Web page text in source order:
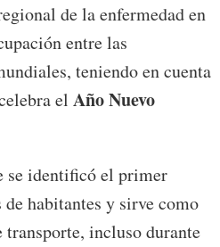
de la enfermedad en
entre las
teniendo en cuenta
el Año Nuevo
se identificó el primer
habitantes y sirve como
incluso durante